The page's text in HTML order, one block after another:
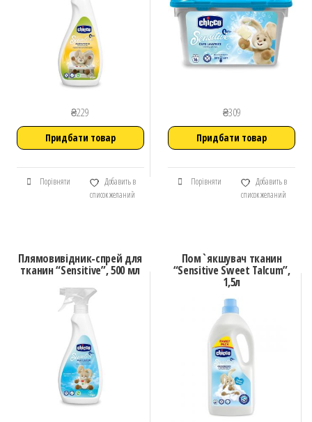
₴229
Придбати товар
Порівняти
Добавить в
список желаний
₴309
Придбати товар
Порівняти
Добавить в
список желаний
Плямовивідник-спрей для
тканин “Sensitive”, 500 мл
Пом`якшувач тканин
“Sensitive Sweet Talcum”,
1,5л